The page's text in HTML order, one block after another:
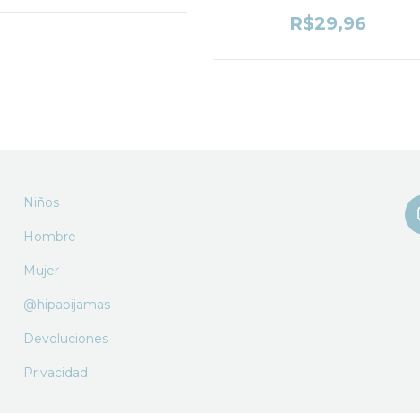
R$29,96
Niños
Hombre
Mujer
@hipapijamas
Devoluciones
Privacidad